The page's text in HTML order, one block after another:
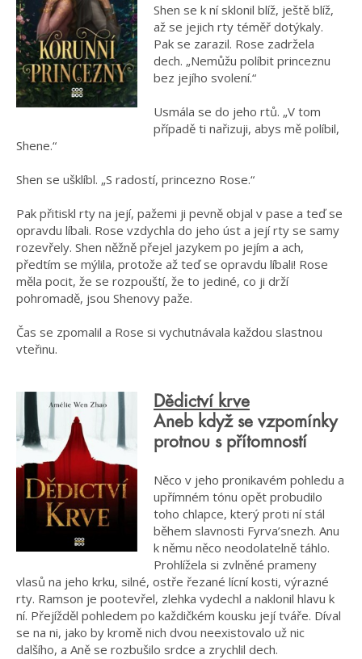
Shen se k ní sklonil blíž, ještě blíž,
až se jejich rty téměř dotýkaly.
Pak se zarazil. Rose zadržela
dech. „Nemůžu políbit princeznu
bez jejího svolení.“
Usmála se do jeho rtů. „V tom
případě ti nařizuji, abys mě políbil,
Shene.“
Shen se ušklíbl. „S radostí, princezno Rose.“
Pak přitiskl rty na její, pažemi ji pevně objal v pase a teď se
opravdu líbali. Rose vzdychla do jeho úst a její rty se samy
rozevřely. Shen něžně přejel jazykem po jejím a ach,
předtím se mýlila, protože až teď se opravdu líbali! Rose
měla pocit, že se rozpouští, že to jediné, co ji drží
pohromadě, jsou Shenovy paže.
Čas se zpomalil a Rose si vychutnávala každou slastnou
vteřinu.
Dědictví krve
Aneb když se vzpomínky
protnou s přítomností
Něco v jeho pronikavém pohledu a
upřímném tónu opět probudilo
toho chlapce, který proti ní stál
během slavnosti Fyrva’snezh. Anu
k němu něco neodolatelně táhlo.
Prohlížela si zvlněné prameny
vlasů na jeho krku, silné, ostře řezané lícní kosti, výrazné
rty. Ramson je pootevřel, zlehka vydechl a naklonil hlavu k
ní. Přejížděl pohledem po každičkém kousku její tváře. Díval
se na ni, jako by kromě nich dvou neexistovalo už nic
dalšího, a Aně se rozbušilo srdce a zrychlil dech.